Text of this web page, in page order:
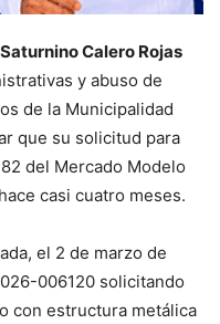
Calero Rojas
y abuso de
de la Municipalidad
que su solicitud para
del Mercado Modelo
casi cuatro meses.
el 2 de marzo de
006120 solicitando
con estructura metálica